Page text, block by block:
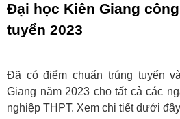
Đại học Kiên Giang
tuyển 2023
Đã có điểm chuẩn trúng tuyển
Giang năm 2023 cho tất cả các
nghiệp THPT. Xem chi tiết dưới